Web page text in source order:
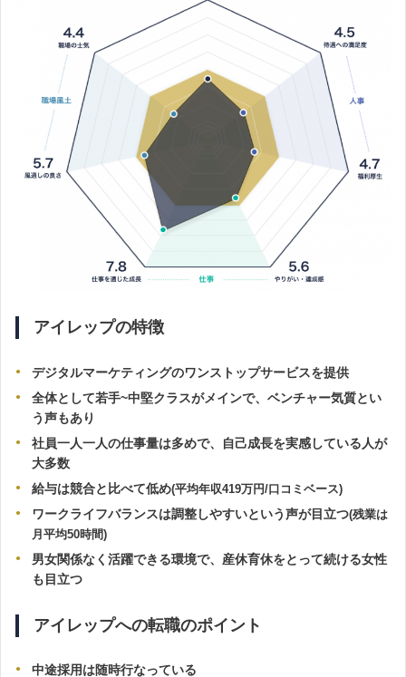
アイレップの特徴
デジタルマーケティングのワンストップサービスを提供
全体として若手~中堅クラスがメインで、ベンチャー気質とい
う声もあり
社員一人一人の仕事量は多めで、自己成長を実感している人が
大多数
給与は競合と比べて低め(平均年収419万円/口コミベース)
ワークライフバランスは調整しやすいという声が目立つ(残業は
月平均50時間)
男女関係なく活躍できる環境で、 産休育休をとって続ける女性
も目立つ
アイレップへの転職のポイント
中途採用は随時行なっている